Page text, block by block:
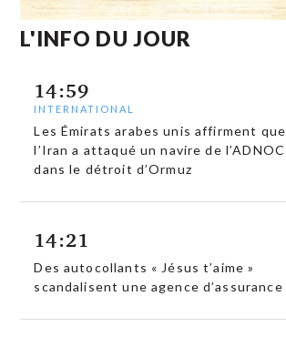
L'INFO DU JOUR
14:59
INTERNATIONAL
Les Émirats arabes unis affirment que
l’Iran a attaqué un navire de l’ADNOC
dans le détroit d’Ormuz
14:21
Des autocollants « Jésus t’aime »
scandalisent une agence d’assurance